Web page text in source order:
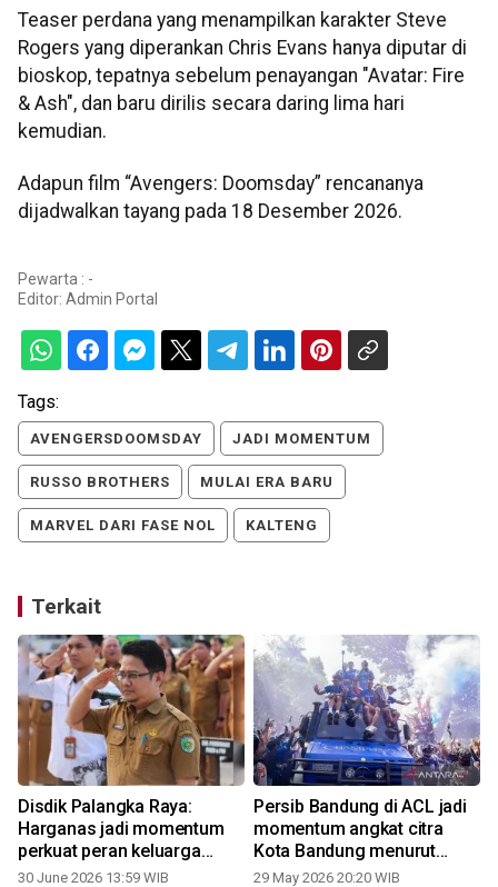
Teaser perdana yang menampilkan karakter Steve
Rogers yang diperankan Chris Evans hanya diputar di
bioskop, tepatnya sebelum penayangan "Avatar: Fire
& Ash", dan baru dirilis secara daring lima hari
kemudian.
Adapun film “Avengers: Doomsday” rencananya
dijadwalkan tayang pada 18 Desember 2026.
Pewarta : -
Editor: Admin Portal
Tags:
AVENGERSDOOMSDAY JADI MOMENTUM
RUSSO BROTHERS MULAI ERA BARU
MARVEL DARI FASE NOL KALTENG
Terkait
Disdik Palangka Raya:
Harganas jadi momentum
perkuat peran keluarga
dalam pembentukan
30 June 2026 13:59 WIB
Persib Bandung di ACL jadi
momentum angkat citra
Kota Bandung menurut
Farhan
29 May 2026 20:20 WIB